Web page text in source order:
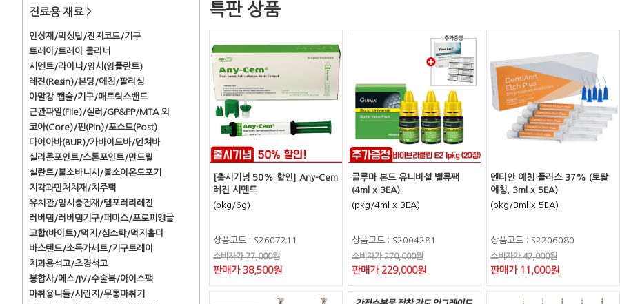
진료용 재료 >
인상재/믹싱팁/진지코드/기구
트레이/트레이 클리너
시멘트/라이너/임시(임플란트)
레진(Resin)/본딩/에칭/팔리싱
아말감 캡슐/기구/매트릭스밴드
근관파일(File)/실러/GP&PP/MTA 외
코아(Core)/핀(Pin)/포스트(Post)
다이아바(BUR)/카바이드바/덴쳐바
실리콘포인트/스톤포인트/만드릴
실란트/불소바니시/불소이온도포기
지각과민처치재/치주팩
유치관/임시충전재/템포러리레진
러버댐/러버댐기구/퍼미스/프로피앵글
교합(바이트)/먹지/심스탁/먹지홀더
바스탠드/소독카세트/기구트레이
치과용석고/초경석고
봉합사/메스/IV/수술복/아이스팩
마취용니들/시린지/무통마취기
특판 상품
[출시기념 50% 할인] Any-Cem
레진 시멘트
(pkg/6g)
상품코드 : S2607211
소비자가 77,000원
판매가 38,500원
글루마 본드 유니버셜 밸류팩
(4ml x 3EA)
(pkg/4ml x 3EA)
상품코드 : S2004281
소비자가 270,000원
판매가 229,000원
덴티안 에칭 플러스 37% (토탈
에칭, 3ml x 5EA)
(pkg/3ml x 5EA)
상품코드 : S2206080
소비자가 42,000원
판매가 11,000원